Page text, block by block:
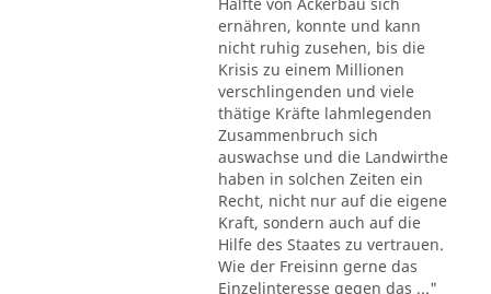
ernähren, konnte und kann
nicht ruhig zusehen, bis die
Krisis zu einem Millionen
verschlingenden und viele
thätige Kräfte lahmlegenden
Zusammenbruch sich
auswachse und die Landwirthe
haben in solchen Zeiten ein
Recht, nicht nur auf die eigene
Kraft, sondern auch auf die
Hilfe des Staates zu vertrauen.
Wie der Freisinn gerne das
Einzelinteresse gegen das ..."